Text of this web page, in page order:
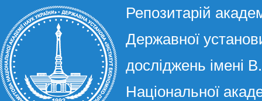
Репозитарій
Державної
досліджень імені
Національної